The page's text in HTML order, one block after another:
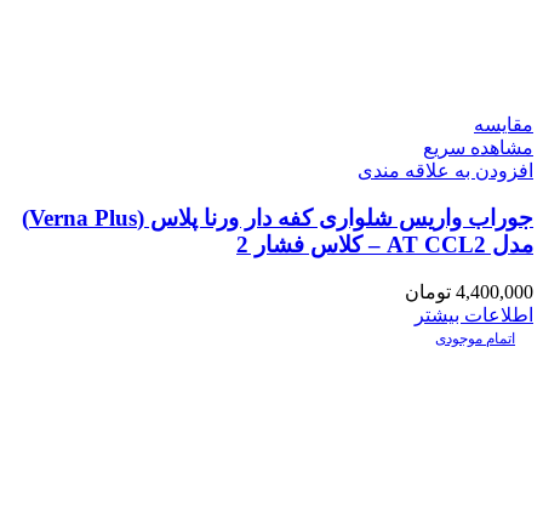
مقایسه
مشاهده سریع
افزودن به علاقه مندی
جوراب واریس شلواری کفه دار ورنا پلاس (Verna Plus)
مدل AT CCL2 – کلاس فشار 2
4,400,000 تومان
اطلاعات بیشتر
اتمام موجودی